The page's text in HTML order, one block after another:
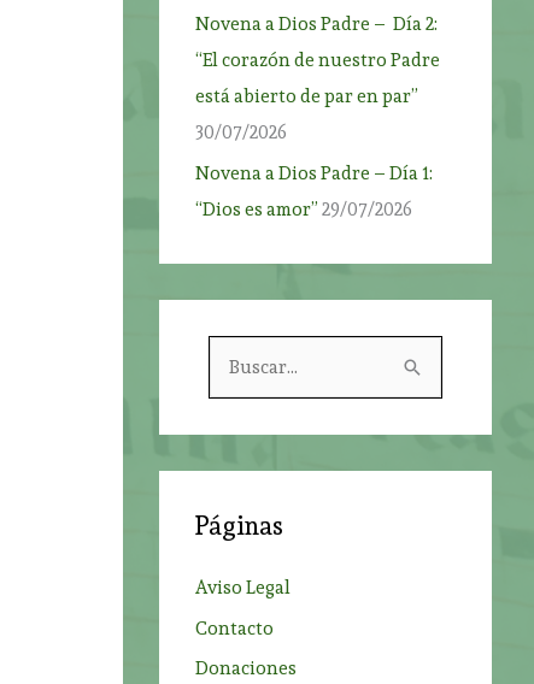
Novena a Dios Padre – Día 2:
“El corazón de nuestro Padre
está abierto de par en par”
30/07/2026
Novena a Dios Padre – Día 1:
“Dios es amor” 29/07/2026
r
:
Páginas
Aviso Legal
Contacto
Donaciones